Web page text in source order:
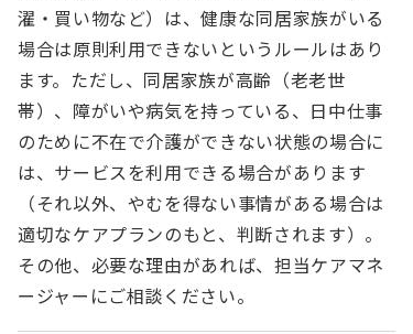
濯・買い物など）は、健康な同居家族がいる
場合は原則利用できないというルールはあり
ます。ただし、同居家族が高齢（老老世
帯）、障がいや病気を持っている、日中仕事
のために不在で介護ができない状態の場合に
は、サービスを利用できる場合があります
（それ以外、やむを得ない事情がある場合は
適切なケアプランのもと、判断されます）。
その他、必要な理由があれば、担当ケアマネ
ージャーにご相談ください。